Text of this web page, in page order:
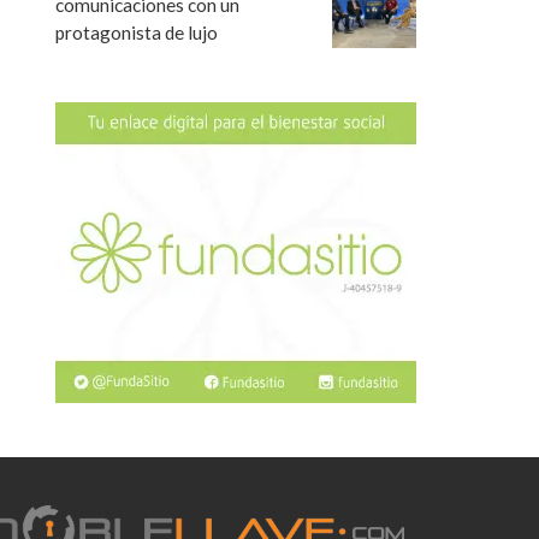
comunicaciones con un
protagonista de lujo